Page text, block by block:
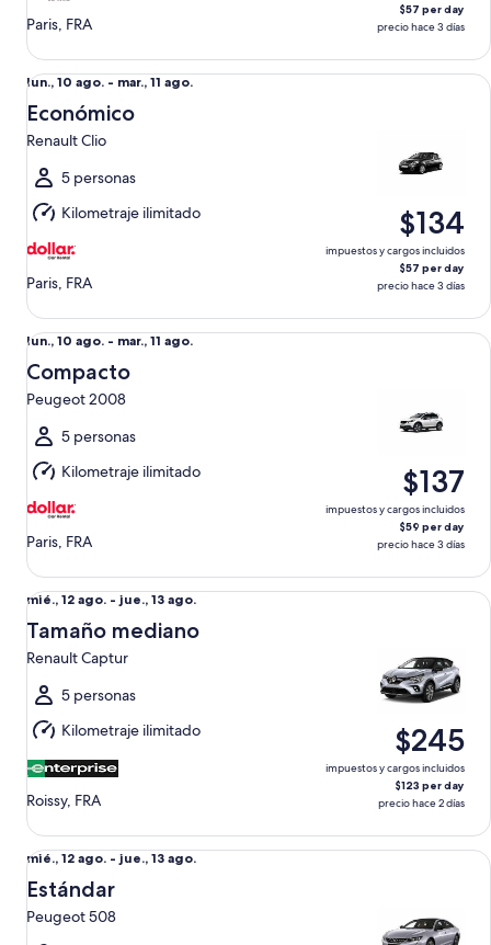
Paris, FRA
$57 per day
precio hace 3 días
Del
lun.,
10
ago.
al
mar.,
11
ago.
lun., 10 ago. - mar., 11 ago.
Económico
Renault Clio
5 personas
Kilometraje ilimitado
Paris, FRA
$134
impuestos y cargos incluidos
$57 per day
precio hace 3 días
Económico Renault Clio
Del
lun.,
10
ago.
al
mar.,
11
ago.
lun., 10 ago. - mar., 11 ago.
Compacto
Peugeot 2008
5 personas
Kilometraje ilimitado
Paris, FRA
$137
impuestos y cargos incluidos
$59 per day
precio hace 3 días
Compacto Peugeot 2008
Del
mié.,
12
ago.
al
jue.,
13
ago.
mié., 12 ago. - jue., 13 ago.
Tamaño mediano
Renault Captur
5 personas
Kilometraje ilimitado
Roissy, FRA
$245
impuestos y cargos incluidos
$123 per day
precio hace 2 días
Tamaño mediano Renault Captur
Del
mié.,
12
ago.
mié., 12 ago. - jue., 13 ago.
Estándar
Peugeot 508
Estándar Peugeot 508